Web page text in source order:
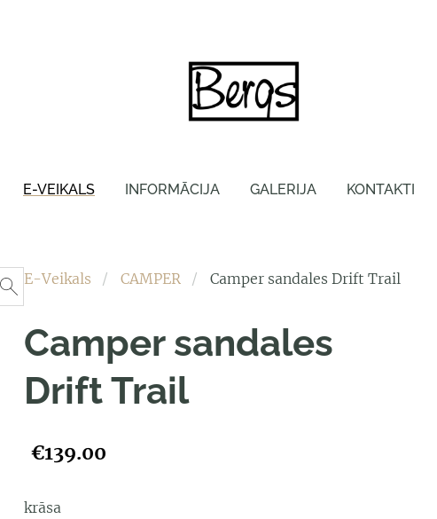
E-VEIKALS INFORMĀCIJA GALERIJA KONTAKTI
E-Veikals CAMPER Camper sandales Drift Trail
Camper sandales
Drift Trail
€139.00
krāsa